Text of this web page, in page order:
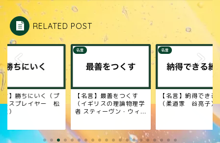
RELATED POST
言】勝ちにいく（プ
ニスプレイヤー 松
）
名言
【名言】最善をつくす
（イギリスの理論物理学
者 スティーヴン・ウィ...
名言
【名言】納得できる
（柔道家 谷亮子）